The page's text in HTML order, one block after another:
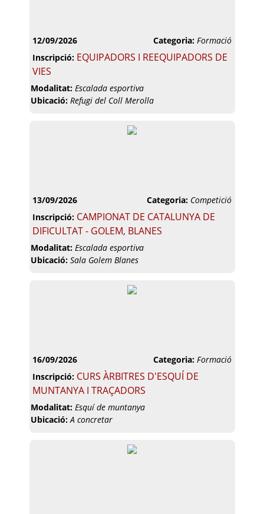
12/09/2026 Categoria: Formació
Inscripció: EQUIPADORS I REEQUIPADORS DE
VIES
Modalitat: Escalada esportiva
Ubicació: Refugi del Coll Merolla
13/09/2026 Categoria: Competició
Inscripció: CAMPIONAT DE CATALUNYA DE
DIFICULTAT - GOLEM, BLANES
Modalitat: Escalada esportiva
Ubicació: Sala Golem Blanes
16/09/2026 Categoria: Formació
Inscripció: CURS ÀRBITRES D'ESQUÍ DE
MUNTANYA I TRAÇADORS
Modalitat: Esquí de muntanya
Ubicació: A concretar